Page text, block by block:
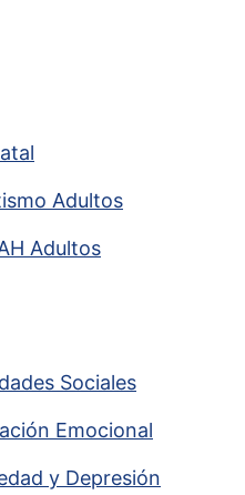
Adultos
Adultos
Sociales
Emocional
y Depresión